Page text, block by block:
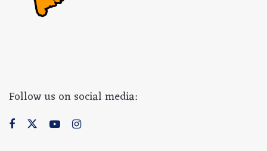
Follow us on social media: